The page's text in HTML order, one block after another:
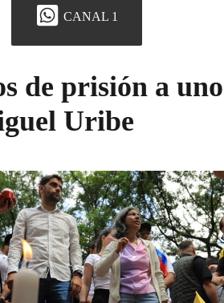
CANAL 1
de prisión a
Uribe